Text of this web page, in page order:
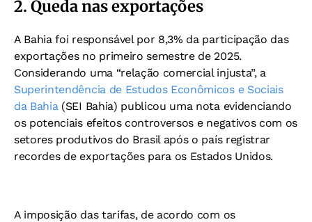
2. Queda nas exportações
A Bahia foi responsável por 8,3% da participação das
exportações no primeiro semestre de 2025.
Considerando uma “relação comercial injusta”, a
Superintendência de Estudos Econômicos e Sociais
da Bahia(SEI Bahia) publicou uma nota evidenciando
os potenciais efeitos controversos e negativos com os
setores produtivos do Brasil após o país registrar
recordes de exportações para os Estados Unidos.
A imposição das tarifas, de acordo com os